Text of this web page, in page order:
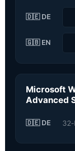
🇩🇪 DE
🇬🇧 EN
Microsoft
Advanced
🇩🇪 DE